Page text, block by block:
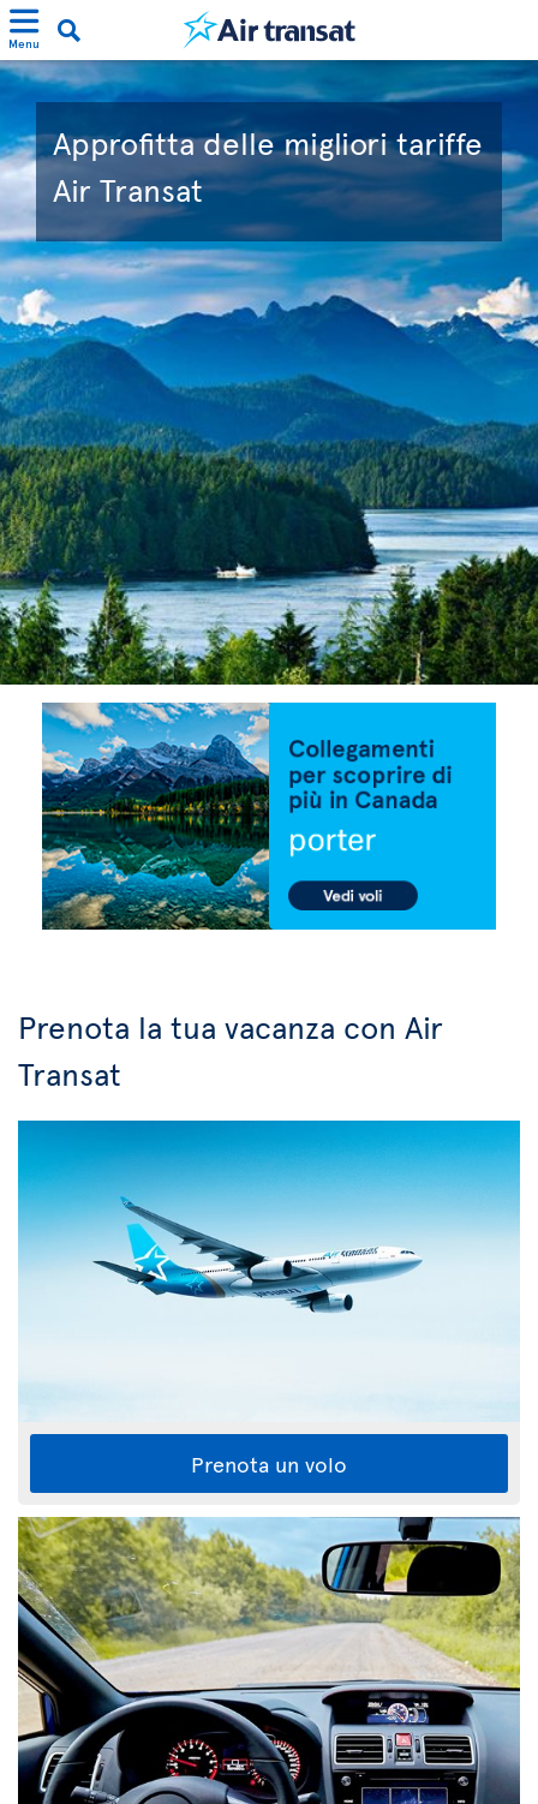
Menu
Approfitta delle migliori tariffe
Air Transat
Prenota la tua vacanza con Air
Transat
Prenota un volo